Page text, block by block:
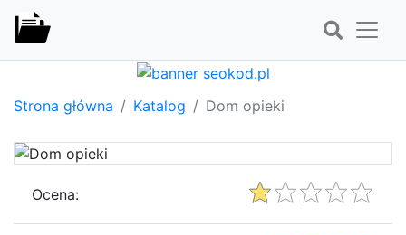
Strona główna Katalog Dom opieki
Ocena: